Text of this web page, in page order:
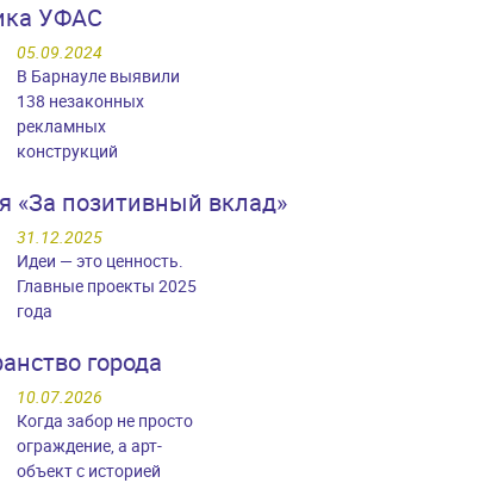
УФАС
05.09.2024
В Барнауле выявили
138 незаконных
рекламных
конструкций
«За позитивный вклад»
31.12.2025
Идеи — это ценность.
Главные проекты 2025
года
города
10.07.2026
Когда забор не просто
ограждение, а арт-
объект с историей